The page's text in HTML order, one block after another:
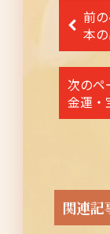
前
本
次のペ
金運・
関連記